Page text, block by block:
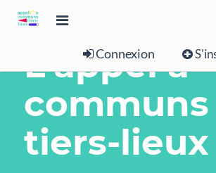
Connexion
L'appel à
communs
tiers-lieux